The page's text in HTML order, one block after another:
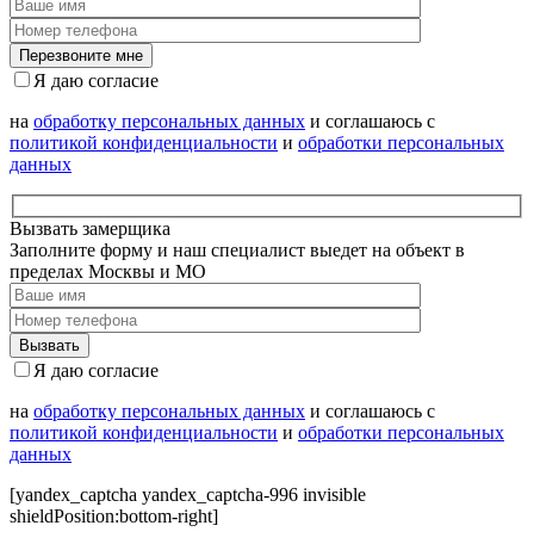
Я даю согласие
на обработку персональных данных и соглашаюсь с
политикой конфиденциальности и обработки персональных
данных
Вызвать замерщика
Заполните форму и наш специалист выедет на объект в
пределах Москвы и МО
Я даю согласие
на обработку персональных данных и соглашаюсь с
политикой конфиденциальности и обработки персональных
данных
[yandex_captcha yandex_captcha-996 invisible
shieldPosition:bottom-right]